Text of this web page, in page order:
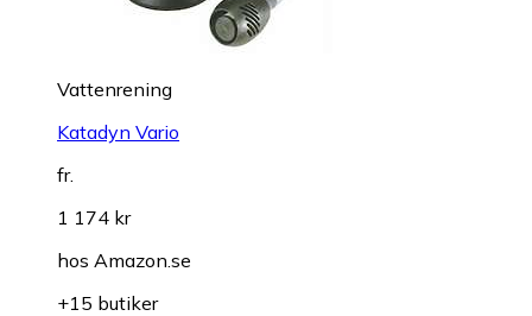
Vattenrening
Katadyn Vario
fr.
1 174 kr
hos Amazon.se
+15 butiker